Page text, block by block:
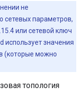
не
сетевых параметров,
или сетевой ключ
использует значения
(которые можно
топология